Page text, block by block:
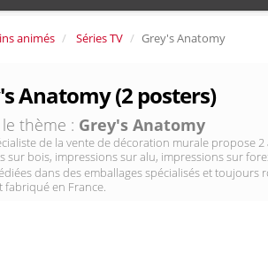
animés Séries TV Grey's Anatomy
Anatomy (2 posters)
thème : Grey's Anatomy
de la vente de décoration murale propose 2
sur bois, impressions sur alu, impressions sur
dans des emballages spécialisés et
fabriqué en France.